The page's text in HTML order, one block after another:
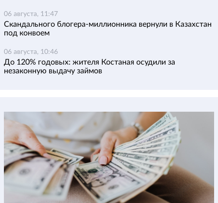
06 августа, 11:47
Скандального блогера-миллионника вернули в Казахстан
под конвоем
06 августа, 10:46
До 120% годовых: жителя Костаная осудили за
незаконную выдачу займов